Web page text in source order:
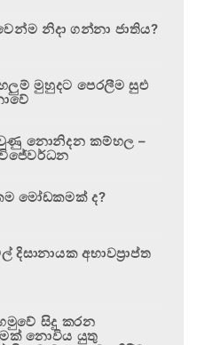
නිදා ගන්නා ජාතිය?
මුහුදට පෙරලීම සුළු
නොනිදන කම්හල –
මෝඩකමක් ද?
දිසානායක අභාවප්‍රාප්ත
සිදු කරන
නොවිය යුතු